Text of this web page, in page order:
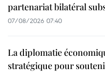
partenariat bilatéral
07/08/2026 07:40
La diplomatie
stratégique pour